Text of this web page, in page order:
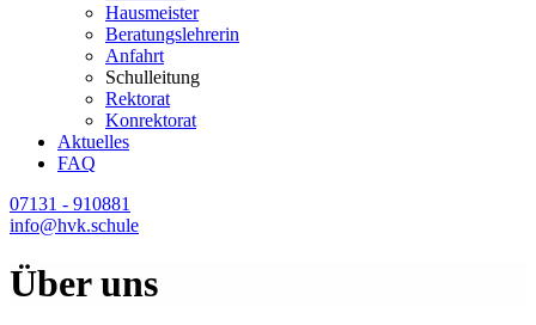
Hausmeister
Beratungslehrerin
Anfahrt
Schulleitung
Rektorat
Konrektorat
Aktuelles
FAQ
07131 - 910881
info@hvk.schule
Über uns